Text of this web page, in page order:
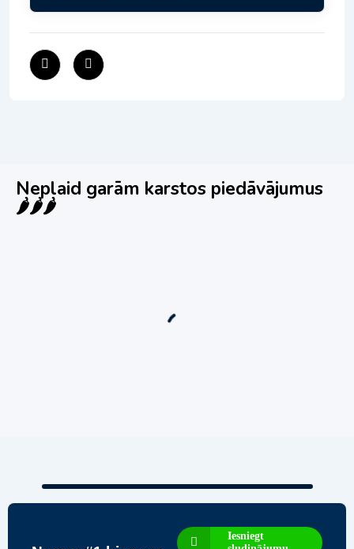
Neplaid garām karstos piedāvājumus
🌶️🌶️🌶️
80 Ha Daudzfunkcionāls Investīciju Īpašums-
Iesniegt